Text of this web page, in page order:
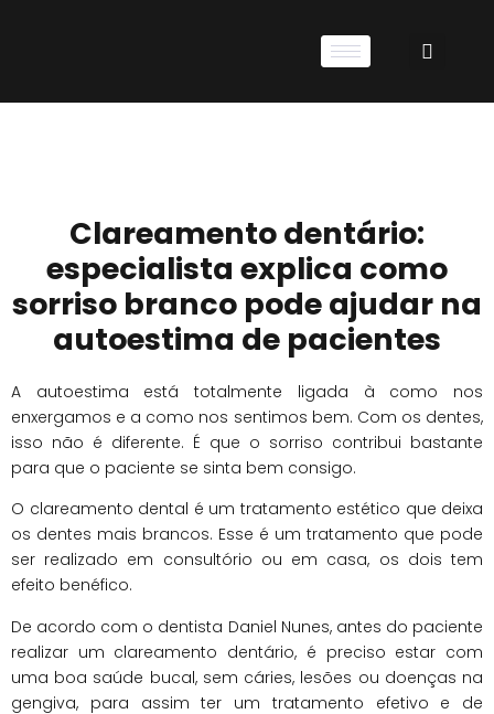
Clareamento dentário:
especialista explica como
sorriso branco pode ajudar na
autoestima de pacientes
A autoestima está totalmente ligada à como nos
enxergamos e a como nos sentimos bem. Com os dentes,
isso não é diferente. É que o sorriso contribui bastante
para que o paciente se sinta bem consigo.
O clareamento dental é um tratamento estético que deixa
os dentes mais brancos. Esse é um tratamento que pode
ser realizado em consultório ou em casa, os dois tem
efeito benéfico.
De acordo com o dentista Daniel Nunes, antes do paciente
realizar um clareamento dentário, é preciso estar com
uma boa saúde bucal, sem cáries, lesões ou doenças na
gengiva, para assim ter um tratamento efetivo e de